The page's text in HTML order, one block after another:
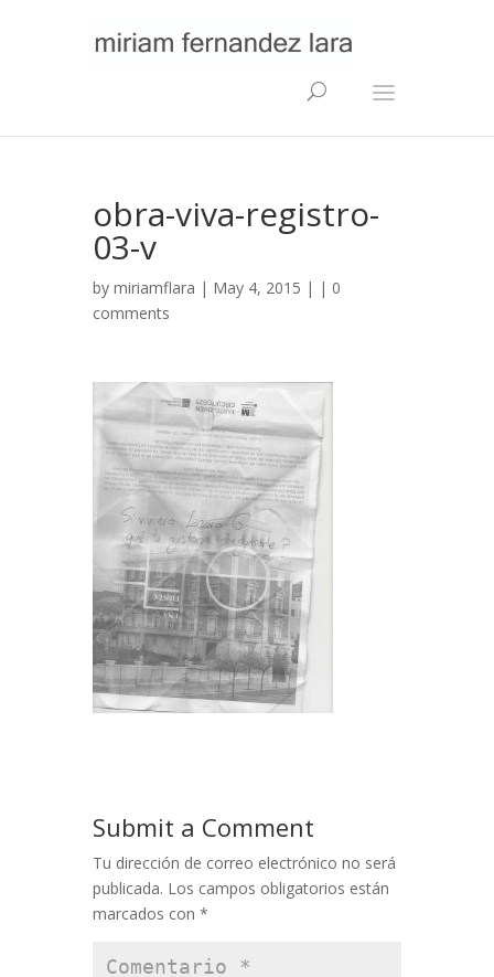
obra-viva-registro-
03-v
by miriamflara | May 4, 2015 | | 0
comments
Submit a Comment
Tu dirección de correo electrónico no será
publicada. Los campos obligatorios están
marcados con *